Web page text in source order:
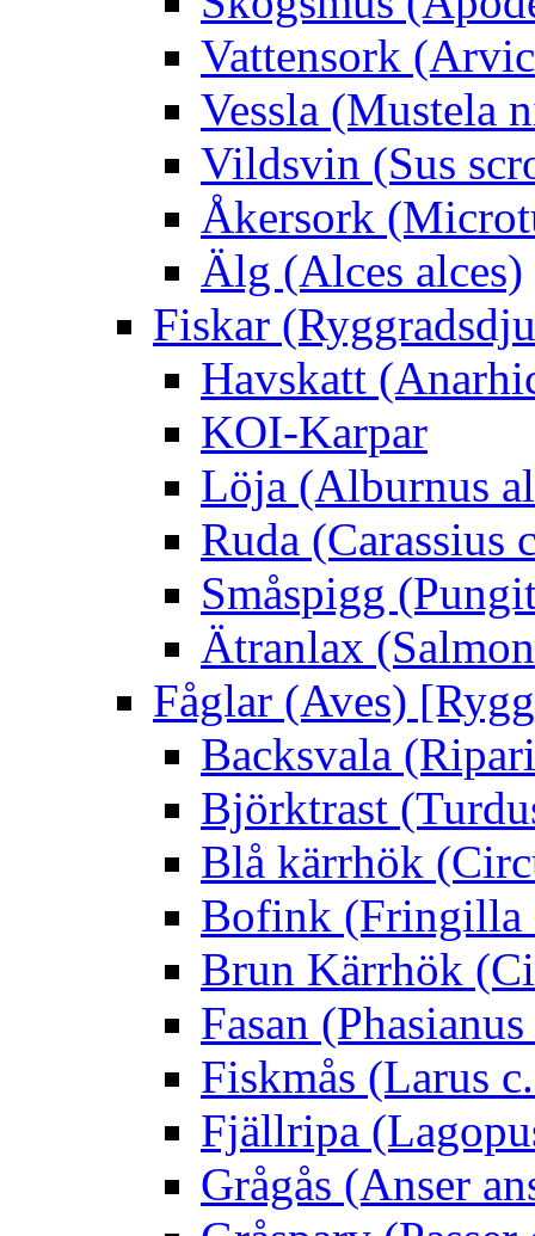
Vattensork
Vessla (Mustela
Vildsvin (Sus
Åkersork
Älg (Alces alces)
Fiskar
Havskatt
KOI-Karpar
Löja (Alburnus
Ruda (Carassius
Småspigg
Ätranlax
Fåglar (Aves)
Backsvala
Björktrast
Blå kärrhök
Bofink (Fringilla
Brun Kärrhök
Fasan
Fiskmås (Larus
Fjällripa
Grågås (Anser